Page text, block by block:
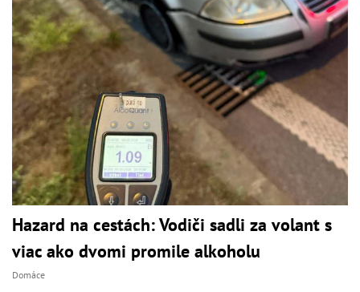
Hazard na cestách: Vodiči sadli za volant s
viac ako dvomi promile alkoholu
Domáce